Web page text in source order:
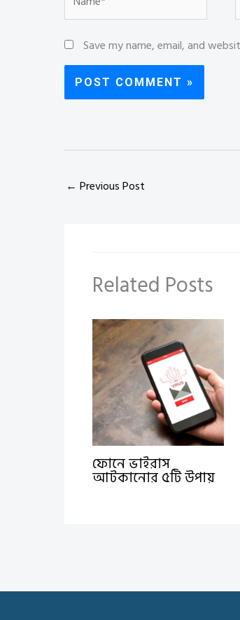
Save my name, email, and
← Previous Post
Related Posts
ফোনে ভাইরাস
আটকানোর ৫টি উপায়